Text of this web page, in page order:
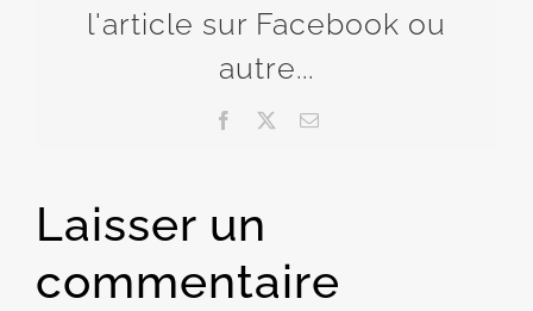
l'article sur Facebook ou
autre...
Facebook Email
Laisser un
commentaire